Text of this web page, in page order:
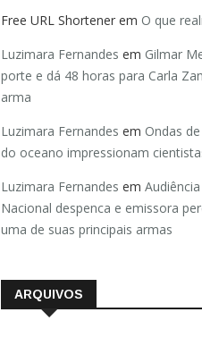
Free URL Shortener em O que
Luzimara Fernandes em Gilmar
porte e dá 48 horas para Carla
arma
Luzimara Fernandes em Ondas
do oceano impressionam
Luzimara Fernandes em
Nacional despenca e emissora
uma de suas principais armas
ARQUIVOS